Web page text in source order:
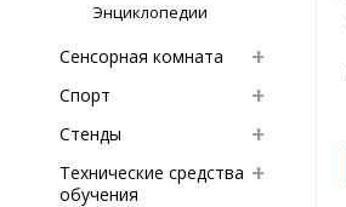
Энциклопедии
Сенсорная комната
Спорт
Стенды
Технические средства
обучения